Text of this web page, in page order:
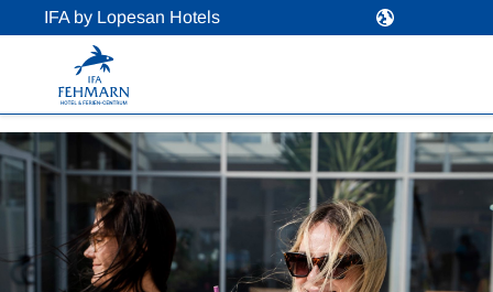
IFA by Lopesan Hotels